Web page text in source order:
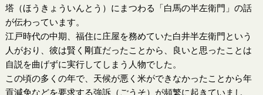
塔（ほうきょういんとう）にまつわる「白馬の半左衛門」の話
が伝わっています。
江戸時代の中期、福住に庄屋を務めていた白井半左衛門という
人がおり、彼は賢く剛直だったことから、良いと思ったことは
自説を曲げずに実行してしまう人物でした。
この頃の多くの年で、天候が悪く米ができなかったことから年
貢減免などを要求する強訴（ごうそ）が頻繁に起きていまし